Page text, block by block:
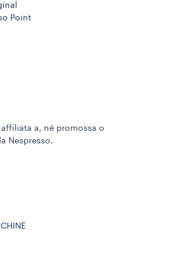
Point
a, né promossa o
Nespresso.